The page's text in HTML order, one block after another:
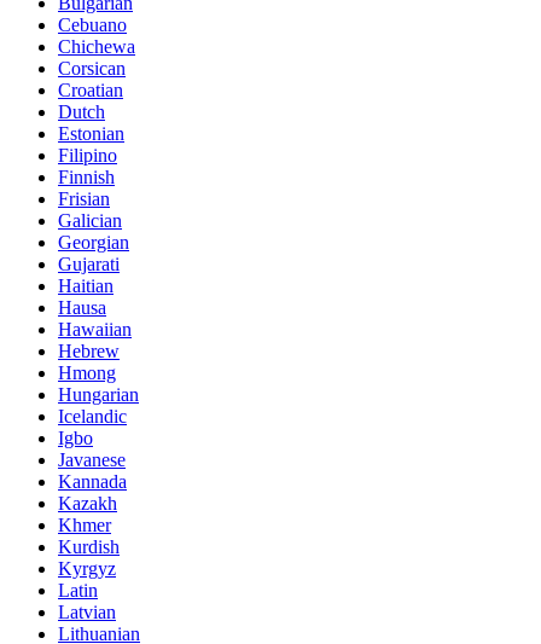
Cebuano
Chichewa
Corsican
Croatian
Dutch
Estonian
Filipino
Finnish
Frisian
Galician
Georgian
Gujarati
Haitian
Hausa
Hawaiian
Hebrew
Hmong
Hungarian
Icelandic
Igbo
Javanese
Kannada
Kazakh
Khmer
Kurdish
Kyrgyz
Latin
Latvian
Lithuanian